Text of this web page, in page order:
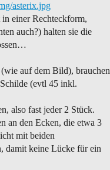
asterix.jpg
einer Rechteckform,
auch?) halten sie die
auf dem Bild), brauchen
(evtl 45 inkl.
also fast jeder 2 Stück.
an den Ecken, die etwa 3
mit beiden
damit keine Lücke für ein